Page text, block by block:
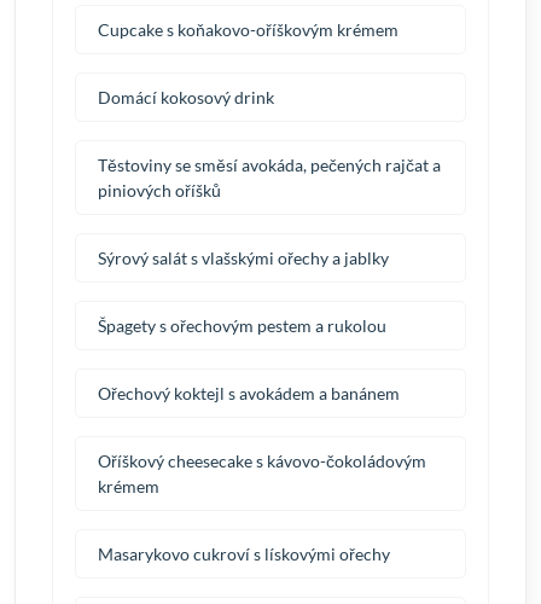
Cupcake s koňakovo-oříškovým krémem
Domácí kokosový drink
Těstoviny se směsí avokáda, pečených rajčat a
piniových oříšků
Sýrový salát s vlašskými ořechy a jablky
Špagety s ořechovým pestem a rukolou
Ořechový koktejl s avokádem a banánem
Oříškový cheesecake s kávovo-čokoládovým
krémem
Masarykovo cukroví s lískovými ořechy